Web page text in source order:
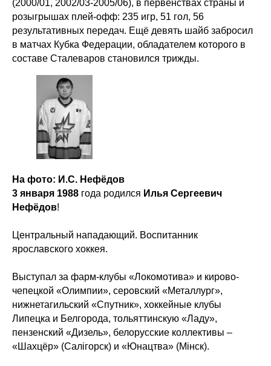
(2000/01, 2002/03-2005/06), в первенствах страны и
розыгрышах плей-офф: 235 игр, 51 гол, 56
результативных передач. Ещё девять шайб забросил
в матчах Кубка Федерации, обладателем которого в
составе Сталеваров становился трижды.
На фото: И.С. Нефёдов
3 января 1988 года родился Илья Сергеевич
Нефёдов!
Центральный нападающий. Воспитанник
ярославского хоккея.
Выступал за фарм-клубы «Локомотива» и кирово-
чепецкой «Олимпии», серовский «Металлург»,
нижнетагильский «Спутник», хоккейные клубы
Липецка и Белгорода, тольяттинскую «Ладу»,
пензенский «Дизель», белорусские коллективы –
«Шахцёр» (Салігорск) и «Юнацтва» (Мінск).